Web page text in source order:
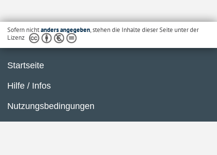
Sofern nichtanders angegeben, stehen die Inhalte dieser Seite unter der
Lizenz
Startseite
Hilfe / Infos
Nutzungsbedingungen